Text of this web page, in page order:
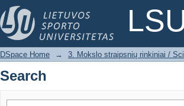
Search
DSpace Home → 3. Mokslo straipsnių rinkiniai /
Search